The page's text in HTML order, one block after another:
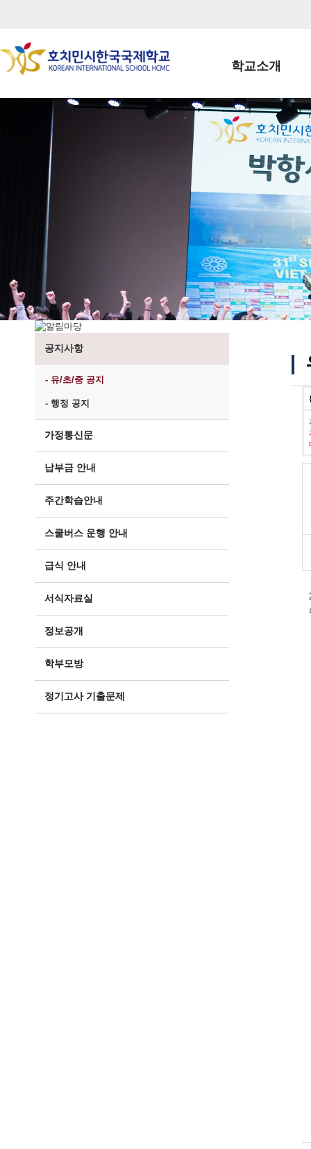
학교소개
학교장인사말
학생회장인사말
학교상징
학교 CI
교직원현황
학생현황
위치/전화
전경사진
공지사항
- 유/초/중 공지
- 행정 공지
가정통신문
납부금 안내
주간학습안내
스쿨버스 운행 안내
급식 안내
서식자료실
정보공개
학부모방
정기고사 기출문제